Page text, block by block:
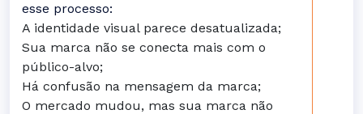
esse processo:
A identidade visual parece desatualizada;
Sua marca não se conecta mais com o
público-alvo;
Há confusão na mensagem da marca;
O mercado mudou, mas sua marca não